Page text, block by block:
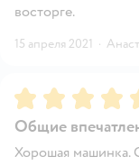
восторге.
15 апреля 2021 ·
Рейтинг:5
Общие
Хорошая машинка.